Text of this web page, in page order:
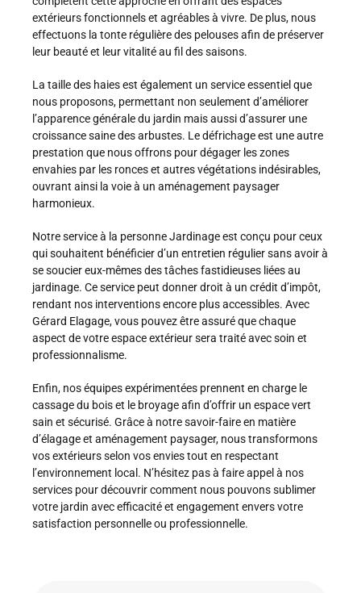
extérieurs fonctionnels et agréables à vivre. De plus, nous
effectuons la tonte régulière des pelouses afin de préserver
leur beauté et leur vitalité au fil des saisons.
La taille des haies est également un service essentiel que
nous proposons, permettant non seulement d’améliorer
l’apparence générale du jardin mais aussi d’assurer une
croissance saine des arbustes. Le défrichage est une autre
prestation que nous offrons pour dégager les zones
envahies par les ronces et autres végétations indésirables,
ouvrant ainsi la voie à un aménagement paysager
harmonieux.
Notre service à la personne Jardinage est conçu pour ceux
qui souhaitent bénéficier d’un entretien régulier sans avoir à
se soucier eux-mêmes des tâches fastidieuses liées au
jardinage. Ce service peut donner droit à un crédit d’impôt,
rendant nos interventions encore plus accessibles. Avec
Gérard Elagage, vous pouvez être assuré que chaque
aspect de votre espace extérieur sera traité avec soin et
professionnalisme.
Enfin, nos équipes expérimentées prennent en charge le
cassage du bois et le broyage afin d’offrir un espace vert
sain et sécurisé. Grâce à notre savoir-faire en matière
d’élagage et aménagement paysager, nous transformons
vos extérieurs selon vos envies tout en respectant
l’environnement local. N’hésitez pas à faire appel à nos
services pour découvrir comment nous pouvons sublimer
votre jardin avec efficacité et engagement envers votre
satisfaction personnelle ou professionnelle.